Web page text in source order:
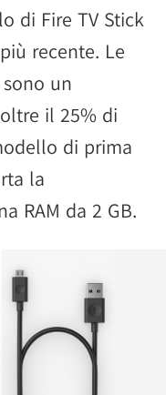
di Fire TV Stick
recente. Le
sono un
il 25% di
di prima
la
RAM da 2 GB.